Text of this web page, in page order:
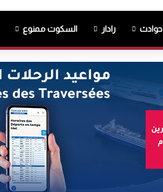
حوادث رادار السكوت ممنوع